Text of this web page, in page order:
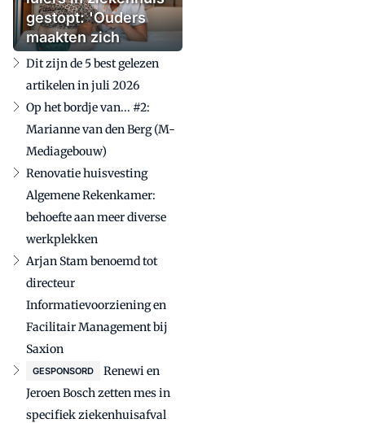
gestopt: 'Ouders
maakten zich
zorgen'
Dit zijn de 5 best gelezen
artikelen in juli 2026
Op het bordje van... #2:
Marianne van den Berg (M-
Mediagebouw)
Renovatie huisvesting
Algemene Rekenkamer:
behoefte aan meer diverse
werkplekken
Arjan Stam benoemd tot
directeur
Informatievoorziening en
Facilitair Management bij
Saxion
GESPONSORD
Renewi en
Jeroen Bosch zetten mes in
specifiek ziekenhuisafval